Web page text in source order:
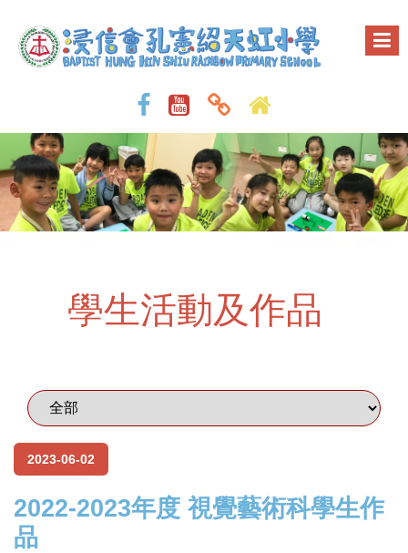
學生活動及作品
2023-06-02
2022-2023年度 視覺藝術科學生作
品